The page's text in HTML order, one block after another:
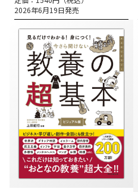
2026年6月19日発売